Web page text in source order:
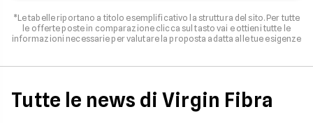
*Le tabelle riportano a titolo esemplificativo la struttura del sito. Per tutte
le offerte poste in comparazione clicca sul tasto vai e ottieni tutte le
informazioni necessarie per valutare la proposta adatta alle tue esigenze
Tutte le news di Virgin Fibra